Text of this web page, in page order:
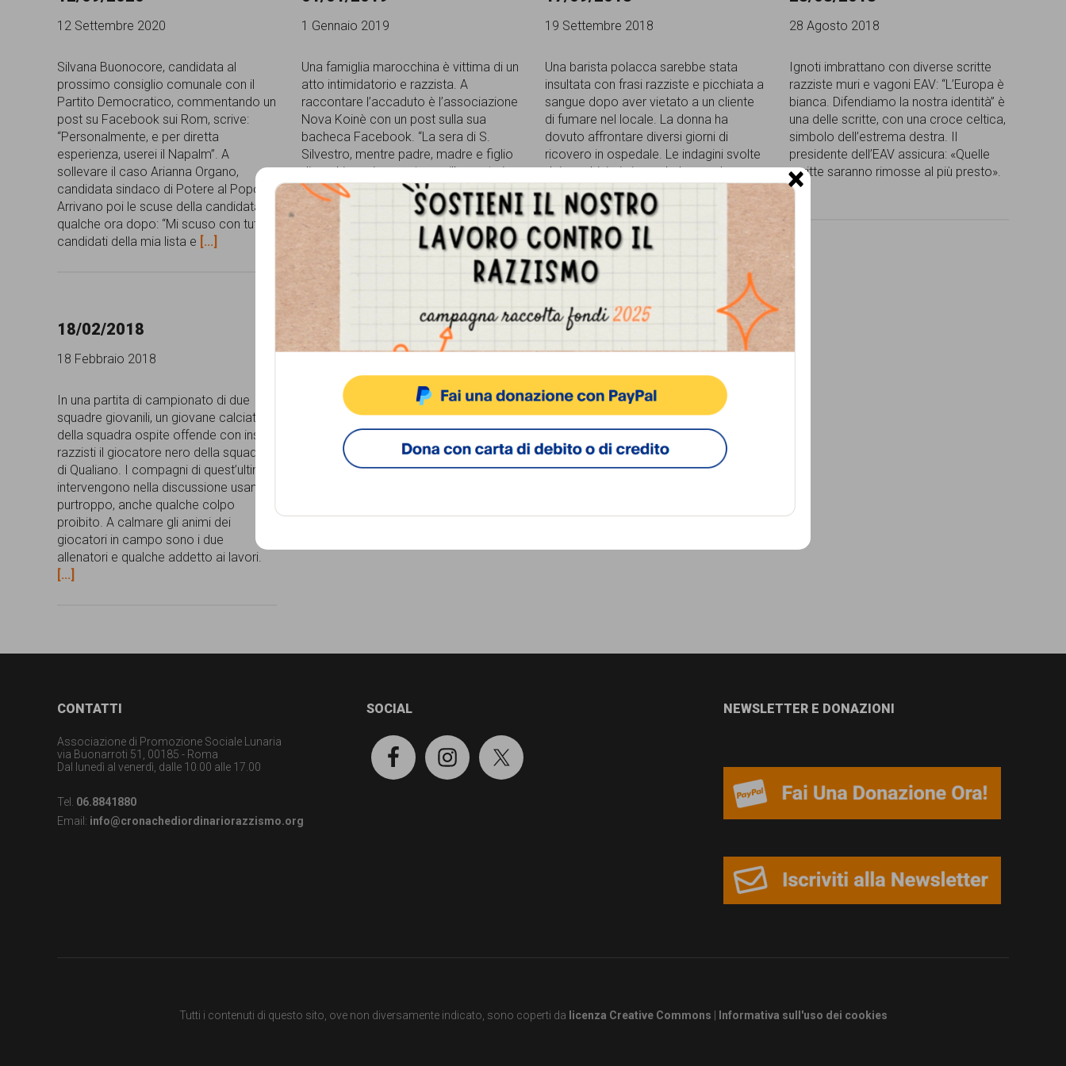
Questo sito fa uso di cookie, anche di terze parti, ma non utilizza alcun cookie di profilazione.
ACCETTA NEGA VISUALIZZA LE PREFERENZE
comunicazione
dedicato
al
fenomeno
del
razzismo
curato
da
collaborazione
associazioni
e
movimenti
che
si
battono
per
la
dei
di
cittadinanza
12 Settembre 2020
Silvana Buonocore, candidata al
prossimo consiglio comunale con il
Partito Democratico, commentando un
post su Facebook sui Rom, scrive:
“Personalmente, e per diretta
esperienza, userei il Napalm”. A
sollevare il caso Arianna Organo,
candidata sindaco di Potere al Popolo.
Arrivano poi le scuse della candidata
qualche ora dopo: “Mi scuso con tutti i
candidati della mia lista e [...]
1 Gennaio 2019
Una famiglia marocchina è vittima di un
atto intimidatorio e razzista. A
raccontare l’accaduto è l’associazione
Nova Koinè con un post sulla sua
bacheca Facebook. “La sera di S.
Silvestro, mentre padre, madre e figlio
di pochi mesi erano tranquillamente in
casa, qualche vigliacco ha piazzato
una bomba carta fuori la loro finestra in
Via Maestra, facendola saltare. L’atto
[...]
19 Settembre 2018
Una barista polacca sarebbe stata
insultata con frasi razziste e picchiata a
sangue dopo aver vietato a un cliente
di fumare nel locale. La donna ha
dovuto affrontare diversi giorni di
ricovero in ospedale. Le indagini svolte
dai carabinieri si concludono nel
dicembre 2018 con tre arresti
domiciliari nei confronti di 2 uomini e
una donna, tutti di Teano che devono
rispondere[...]
28 Agosto 2018
Ignoti imbrattano con diverse scritte
razziste muri e vagoni EAV: “L’Europa è
bianca. Difendiamo la nostra identità” è
una delle scritte, con una croce celtica,
simbolo dell’estrema destra. Il
presidente dell’EAV assicura: «Quelle
scritte saranno rimosse al più presto».
[...]
18/02/2018
18 Febbraio 2018
In una partita di campionato di due
squadre giovanili, un giovane calciatore
della squadra ospite offende con insulti
razzisti il giocatore nero della squadra
di Qualiano. I compagni di quest’ultimo
intervengono nella discussione usando,
purtroppo, anche qualche colpo
proibito. A calmare gli animi dei
giocatori in campo sono i due
allenatori e qualche addetto ai lavori.
[...]
FooterCONTATTI
Associazione di Promozione Sociale Lunaria
via Buonarroti 51, 00185 - Roma
Dal lunedì al venerdì, dalle 10.00 alle 17.00
Tel. 06.8841880
Email: info@cronachediordinariorazzismo.org
SOCIAL NEWSLETTER E DONAZIONI
Tutti i contenuti di questo sito, ove non diversamente indicato, sono coperti da licenza Creative Commons Informativa sull'uso dei cookies
×